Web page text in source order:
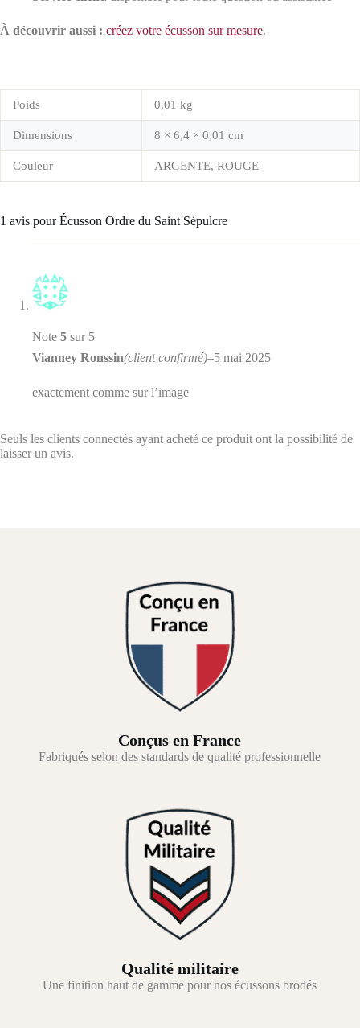
À découvrir aussi : créez votre écusson sur mesure.
Poids 0,01 kg
Dimensions 8 × 6,4 × 0,01 cm
Couleur ARGENTE, ROUGE
1 avis pourÉcusson Ordre du Saint Sépulcre
Note 5 sur 5
Vianney Ronssin(client confirmé)–5 mai 2025
exactement comme sur l’image
Seuls les clients connectés ayant acheté ce produit ont la possibilité de
laisser un avis.
Conçus en France
Fabriqués selon des standards de qualité professionnelle
Qualité militaire
Une finition haut de gamme pour nos écussons brodés